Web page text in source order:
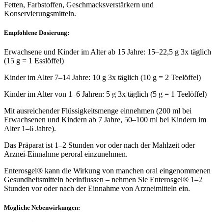
Fetten, Farbstoffen, Geschmacksverstärkern und
Konservierungsmitteln.
Empfohlene Dosierung:
Erwachsene und Kinder im Alter ab 15 Jahre: 15–22,5 g 3x täglich
(15 g = 1 Esslöffel)
Kinder im Alter 7–14 Jahre: 10 g 3x täglich (10 g = 2 Teelöffel)
Kinder im Alter von 1–6 Jahren: 5 g 3x täglich (5 g = 1 Teelöffel)
Mit ausreichender Flüssigkeitsmenge einnehmen (200 ml bei
Erwachsenen und Kindern ab 7 Jahre, 50–100 ml bei Kindern im
Alter 1–6 Jahre).
Das Präparat ist 1–2 Stunden vor oder nach der Mahlzeit oder
Arznei-Einnahme peroral einzunehmen.
Enterosgel® kann die Wirkung von manchen oral eingenommenen
Gesundheitsmitteln beeinflussen – nehmen Sie Enterosgel® 1–2
Stunden vor oder nach der Einnahme von Arzneimitteln ein.
Mögliche Nebenwirkungen: